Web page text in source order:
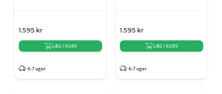
1.595 kr
LÆG I KURV
6-7 uger
1.595 kr
LÆG I KURV
6-7 uger